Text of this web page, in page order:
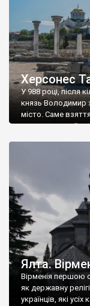
Херсонес
У 988 році, після
князь Володимир
місто. Саме
диктувати свої
Херсонесі
А потім було
Ялта.
Вірменія першою
як державну
українців, які